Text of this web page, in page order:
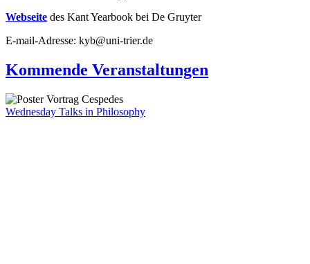
Webseite des Kant Yearbook bei De Gruyter
E-mail-Adresse: kyb@uni-trier.de
Kommende Veranstaltungen
Wednesday Talks in Philosophy